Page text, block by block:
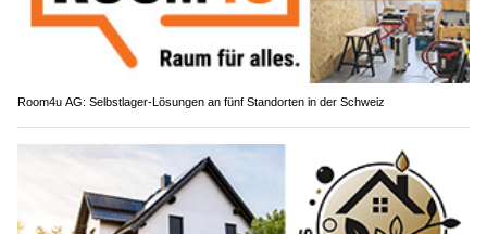
Room4u AG: Selbstlager-Lösungen an fünf Standorten in der Schweiz